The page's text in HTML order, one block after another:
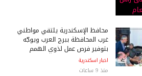
محافظ الإسكندرية يلتقي مواطني
غرب المحافظة ببرج العرب ويوجّه
بتوفير فرص عمل لذوي الهمم
اخبار اسكندرية
منذ 9 ساعات